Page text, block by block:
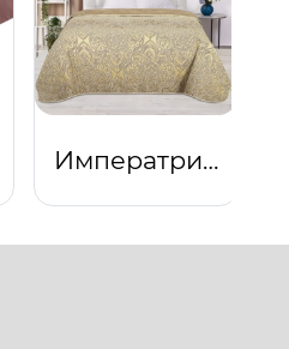
Императрица